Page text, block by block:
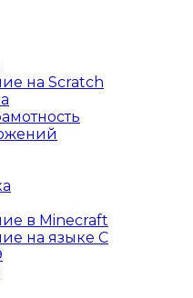
на Scratch
в Minecraft
на языке C